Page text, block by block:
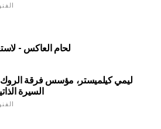
لحام العاكس -
ليمي كيلميستر، مؤسس فرقة الروك
السيرة